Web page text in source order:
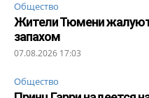
Общество
Жители Тюмени
запахом
07.08.2026 17:03
Общество